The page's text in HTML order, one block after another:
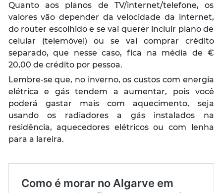
Quanto aos planos de TV/internet/telefone, os
valores vão depender da velocidade da internet,
do router escolhido e se vai querer incluir plano de
celular (telemóvel) ou se vai comprar crédito
separado, que nesse caso, fica na média de €
20,00 de crédito por pessoa.
Lembre-se que, no inverno, os custos com energia
elétrica e gás tendem a aumentar, pois você
poderá gastar mais com aquecimento, seja
usando os radiadores a gás instalados na
residência, aquecedores elétricos ou com lenha
para a lareira.